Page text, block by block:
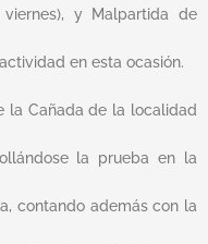
y Malpartida de
en esta ocasión.
la Cañada de la localidad
la prueba en la
contando además con la